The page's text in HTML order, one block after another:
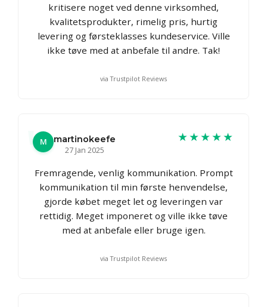
kritisere noget ved denne virksomhed,
kvalitetsprodukter, rimelig pris, hurtig
levering og førsteklasses kundeservice. Ville
ikke tøve med at anbefale til andre. Tak!
via Trustpilot Reviews
M
martinokeefe
27 Jan 2025
★★★★★
Fremragende, venlig kommunikation. Prompt
kommunikation til min første henvendelse,
gjorde købet meget let og leveringen var
rettidig. Meget imponeret og ville ikke tøve
med at anbefale eller bruge igen.
via Trustpilot Reviews